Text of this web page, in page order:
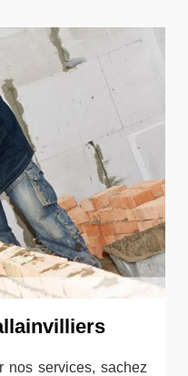
nos services, sachez